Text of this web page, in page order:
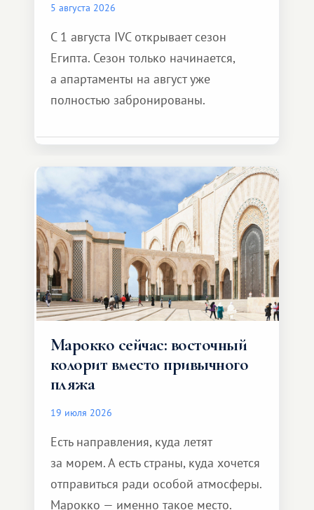
5 августа 2026
С 1 августа IVC открывает сезон
Египта. Сезон только начинается,
а апартаменты на август уже
полностью забронированы.
Марокко сейчас: восточный
колорит вместо привычного
пляжа
19 июля 2026
Есть направления, куда летят
за морем. А есть страны, куда хочется
отправиться ради особой атмосферы.
Марокко — именно такое место.